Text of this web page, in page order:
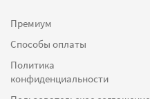
Премиум
Способы оплаты
Политика
конфиденциальности